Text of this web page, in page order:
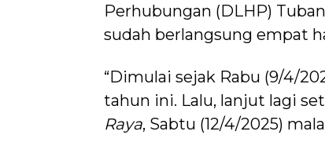
Perhubungan (DLHP)
sudah berlangsung empat
“Dimulai sejak Rabu (9/4/
tahun ini. Lalu, lanjut lagi
Raya, Sabtu (12/4/2025)